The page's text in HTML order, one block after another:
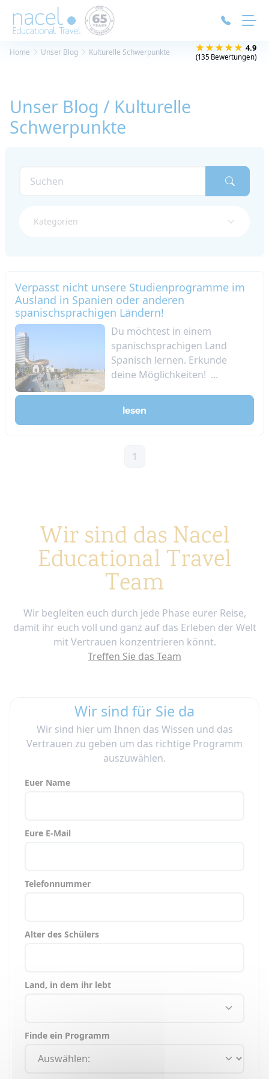
★★★★★ 4.9
(135 Bewertungen)
Home Unser Blog Kulturelle Schwerpunkte
Unser Blog / Kulturelle
Schwerpunkte
Kategorien
Verpasst nicht unsere Studienprogramme im
Ausland in Spanien oder anderen
spanischsprachigen Ländern!
Du möchtest in einem
spanischsprachigen Land
Spanisch lernen. Erkunde
deine Möglichkeiten! ...
lesen
1
Wir sind das Nacel
Educational Travel
Team
Wir begleiten euch durch jede Phase eurer Reise,
damit ihr euch voll und ganz auf das Erleben der Welt
mit Vertrauen konzentrieren könnt.
Treffen Sie das Team
Wir sind für Sie da
Wir sind hier um Ihnen das Wissen und das
Vertrauen zu geben um das richtige Programm
auszuwählen.
Euer Name
Eure E-Mail
Telefonnummer
Alter des Schülers
Land, in dem ihr lebt
Finde ein Programm
Cookie-Einstellungen